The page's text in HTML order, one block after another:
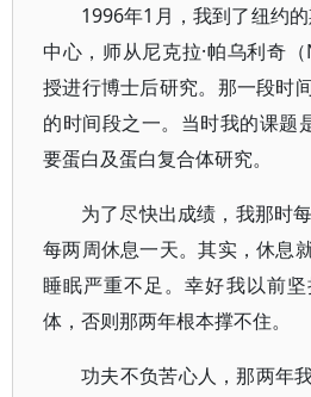
1996年1月，我到了纽约
中心，师从尼克拉·帕乌利奇
授进行博士后研究。那一段时
的时间段之一。当时我的课题
要蛋白及蛋白复合体研究。
为了尽快出成绩，我那时
每两周休息一天。其实，休息
睡眠严重不足。幸好我以前
体，否则那两年根本撑不住。
功夫不负苦心人，那两年